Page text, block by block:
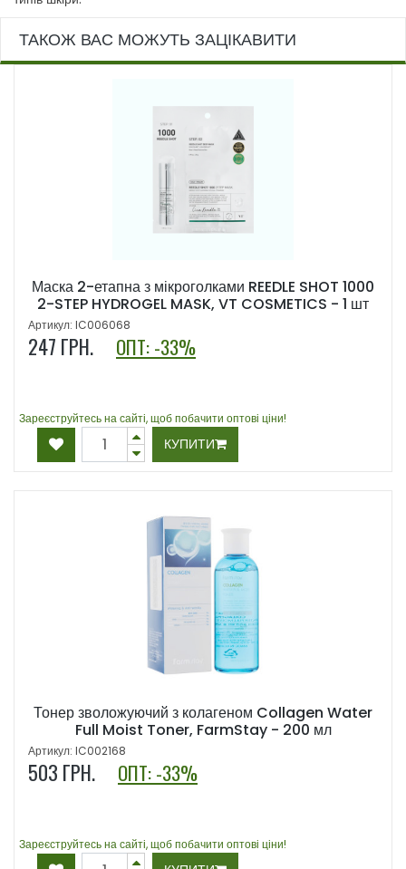
ТАКОЖ ВАС МОЖУТЬ ЗАЦІКАВИТИ
Маска 2-етапна з мікроголками REEDLE SHOT 1000
2-STEP HYDROGEL MASK, VT COSMETICS - 1 шт
Артикул: IC006068
247 ГРН. ОПТ: -33%
Зареєструйтесь на сайті, щоб побачити оптові ціни!
КУПИТИ
Тонер зволожуючий з колагеном Collagen Water
Full Moist Toner, FarmStay - 200 мл
Артикул: IC002168
503 ГРН. ОПТ: -33%
Зареєструйтесь на сайті, щоб побачити оптові ціни!